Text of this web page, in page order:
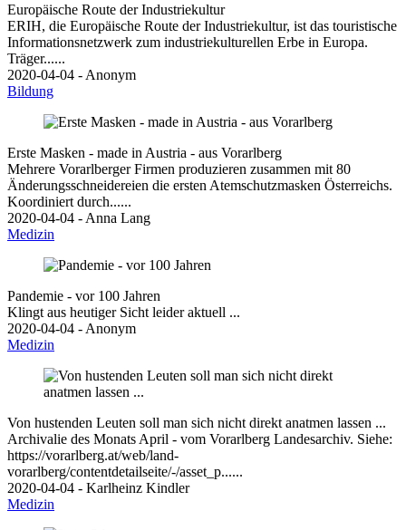
Europäische Route der Industriekultur
ERIH, die Europäische Route der Industriekultur, ist das touristische
Informationsnetzwerk zum industriekulturellen Erbe in Europa.
Träger......
2020-04-04 - Anonym
Bildung
Erste Masken - made in Austria - aus Vorarlberg
Mehrere Vorarlberger Firmen produzieren zusammen mit 80
Änderungsschneidereien die ersten Atemschutzmasken Österreichs.
Koordiniert durch......
2020-04-04 - Anna Lang
Medizin
Pandemie - vor 100 Jahren
Klingt aus heutiger Sicht leider aktuell ...
2020-04-04 - Anonym
Medizin
Von hustenden Leuten soll man sich nicht direkt anatmen lassen ...
Archivalie des Monats April - vom Vorarlberg Landesarchiv. Siehe:
https://vorarlberg.at/web/land-
vorarlberg/contentdetailseite/-/asset_p......
2020-04-04 - Karlheinz Kindler
Medizin